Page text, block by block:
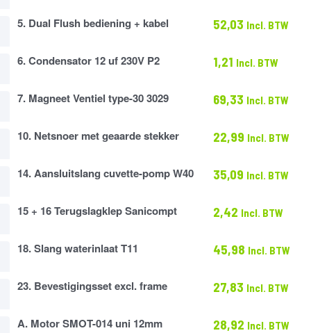
5. Dual Flush bediening + kabel 52,03 Incl. BTW
6. Condensator 12 uf 230V P2 1,21 Incl. BTW
7. Magneet Ventiel type-30 3029 69,33 Incl. BTW
10. Netsnoer met geaarde stekker 22,99 Incl. BTW
14. Aansluitslang cuvette-pomp W40 35,09 Incl. BTW
15 + 16 Terugslagklep Sanicompt 2,42 Incl. BTW
18. Slang waterinlaat T11 45,98 Incl. BTW
23. Bevestigingsset excl. frame 27,83 Incl. BTW
A. Motor SMOT-014 uni 12mm 28,92 Incl. BTW